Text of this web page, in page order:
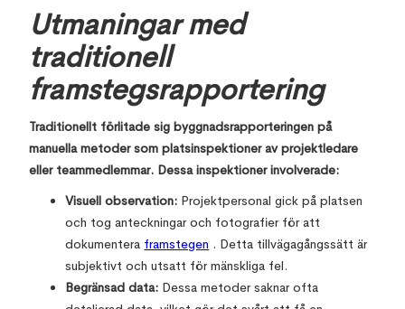
Utmaningar med
traditionell
framstegsrapportering
Traditionellt förlitade sig byggnadsrapporteringen på
manuella metoder som platsinspektioner av projektledare
eller teammedlemmar. Dessa inspektioner involverade:
Visuell observation: Projektpersonal gick på platsen
och tog anteckningar och fotografier för att
dokumentera framstegen . Detta tillvägagångssätt är
subjektivt och utsatt för mänskliga fel.
Begränsad data: Dessa metoder saknar ofta